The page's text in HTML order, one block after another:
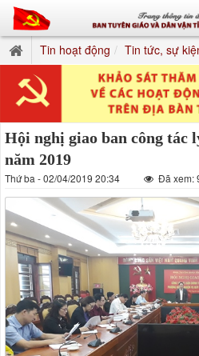
Tin hoạt động Tin tức, sự
Hội nghị giao ban công
năm 2019
Thứ ba - 02/04/2019 20:34 Đã xem: